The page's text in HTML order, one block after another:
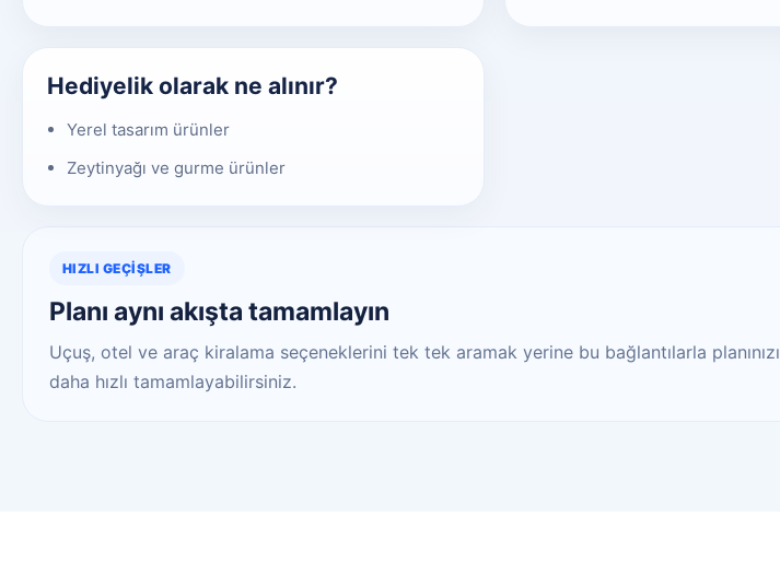
Hediyelik olarak ne alınır?
Yerel tasarım ürünler
Zeytinyağı ve gurme ürünler
HIZLI GEÇIŞLER
Planı aynı akışta tamamlayın
Uçuş, otel ve araç kiralama seçeneklerini tek tek aramak yerine bu bağlantılarla planınızı
daha hızlı tamamlayabilirsiniz.